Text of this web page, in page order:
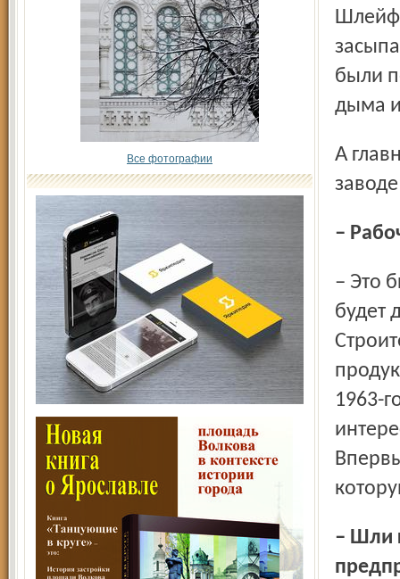
Все фотографии
Шлейф
были
дыма и
А главный инженер тем временем говорил, что скоро на
–
– Это была надежда, что может быть когда-то можно
будет
1963-
– Шли годы, в какой-то момент вы возглавили